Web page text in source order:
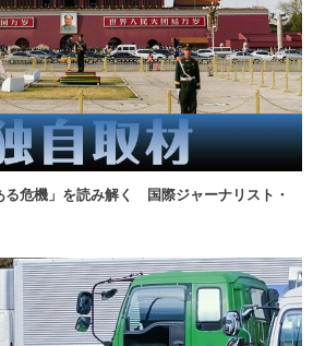
る危機」を読み解く 国際ジャーナリスト・